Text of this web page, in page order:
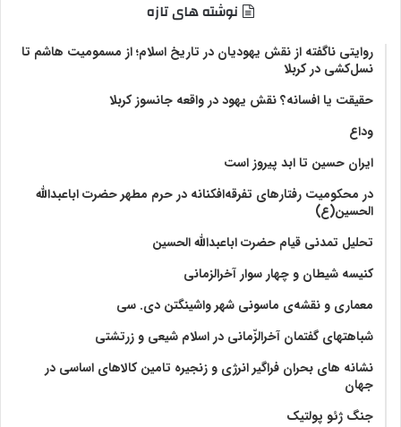
نوشته های تازه
روایتی ناگفته از نقش یهودیان در تاریخ اسلام؛ از مسمومیت هاشم تا
نسل‌کشی در کربلا
حقیقت یا افسانه؟‌ نقش یهود در واقعه جانسوز کربلا
وداع
ایران حسین تا ابد پیروز است
در محکومیت رفتارهای تفرقه‌افکنانه در حرم مطهر حضرت اباعبدالله
الحسین(ع)
تحلیل تمدنی قیام حضرت اباعبدالله الحسین
کنیسه شیطان و چهار سوار آخرالزمانی
معماری و نقشه‌ی ماسونی شهر واشينگتن دی. سی
شباهتهای گفتمان آخر‌الزّمانی در اسلام شیعی و زرتشتی
نشانه های بحران فراگیر انرژی و زنجیره تامین کالاهای اساسی در
جهان
جنگ ژئو پولتیک